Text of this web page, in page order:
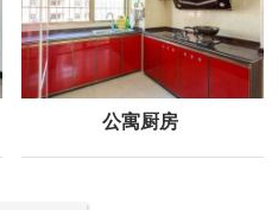
公寓厨房